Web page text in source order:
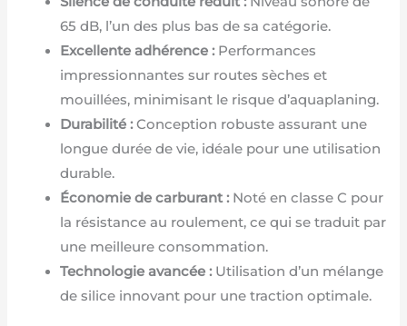
65 dB, l’un des plus bas de sa catégorie.
Excellente adhérence :Performances
impressionnantes sur routes sèches et
mouillées, minimisant le risque d’aquaplaning.
Durabilité :Conception robuste assurant une
longue durée de vie, idéale pour une utilisation
durable.
Économie de carburant :Noté en classe C pour
la résistance au roulement, ce qui se traduit par
une meilleure consommation.
Technologie avancée :Utilisation d’un mélange
de silice innovant pour une traction optimale.